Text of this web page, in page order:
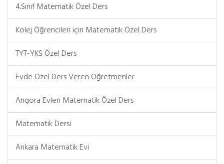
4.Sınıf Matematik Özel Ders
Kolej Öğrencileri için Matematik Özel Ders
TYT-YKS Özel Ders
Evde Özel Ders Veren Öğretmenler
Angora Evleri Matematik Özel Ders
Matematik Dersi
Ankara Matematik Evi